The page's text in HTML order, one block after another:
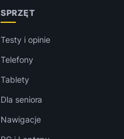
SPRZĘT
Testy i opinie
Telefony
Tablety
Dla seniora
Nawigacje